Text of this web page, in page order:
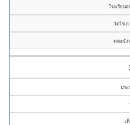
โรงเรียน
วัดไร่เ
คณะจัง
ประ
เ